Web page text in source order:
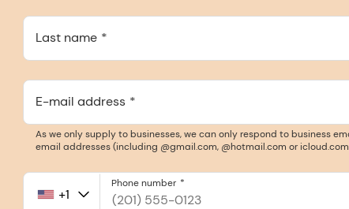
Last name
E-mail address
As we only supply to businesses, we can only respond to business
email addresses (including @gmail.com, @hotmail.com or
United
+1
Phone number